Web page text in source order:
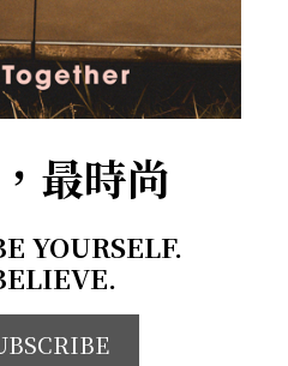
最時尚
YOURSELF.